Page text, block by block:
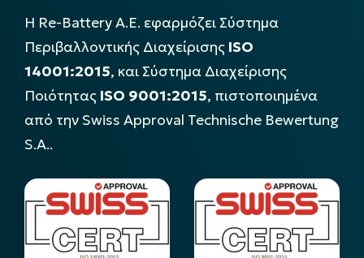
Η Re-Battery Α.Ε. εφαρμόζει Σύστημα
Περιβαλλοντικής Διαχείρισης ISO
14001:2015, και Σύστημα Διαχείρισης
Ποιότητας ISO 9001:2015, πιστοποιημένα
από την Swiss Approval Technische Bewertung
S.A..